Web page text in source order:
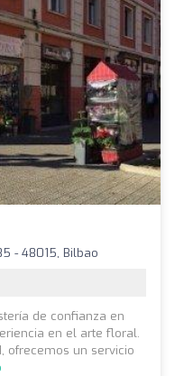
- 48015, Bilbao
de confianza en
en el arte floral.
ofrecemos un servicio